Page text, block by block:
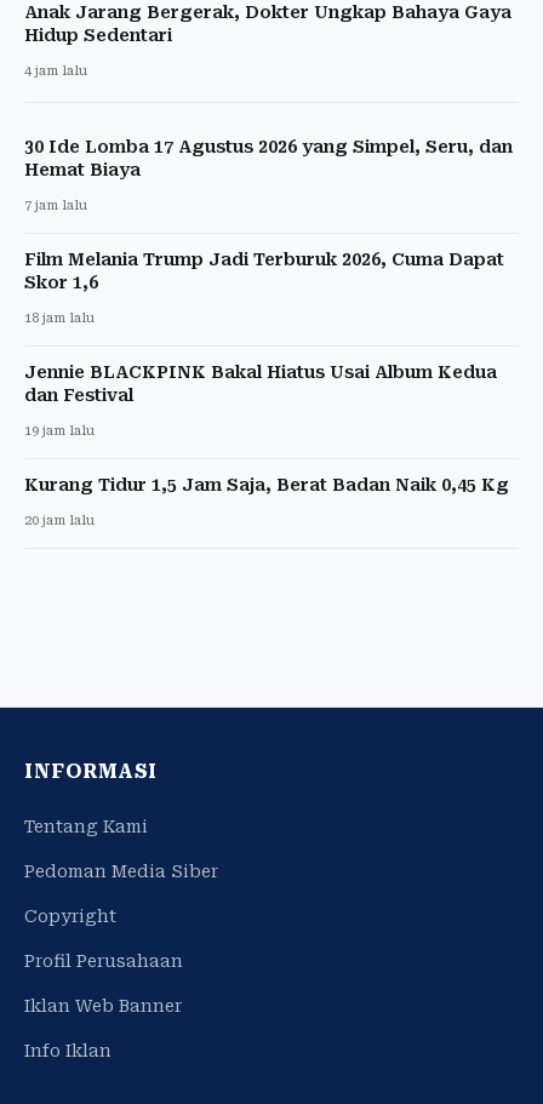
Anak Jarang Bergerak, Dokter Ungkap Bahaya Gaya
Hidup Sedentari
4 jam lalu
30 Ide Lomba 17 Agustus 2026 yang Simpel, Seru, dan
Hemat Biaya
7 jam lalu
Film Melania Trump Jadi Terburuk 2026, Cuma Dapat
Skor 1,6
18 jam lalu
Jennie BLACKPINK Bakal Hiatus Usai Album Kedua
dan Festival
19 jam lalu
Kurang Tidur 1,5 Jam Saja, Berat Badan Naik 0,45 Kg
20 jam lalu
INFORMASI
Tentang Kami
Pedoman Media Siber
Copyright
Profil Perusahaan
Iklan Web Banner
Info Iklan